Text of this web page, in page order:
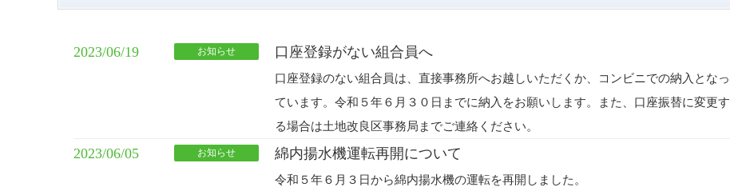
2023/06/19 お知らせ 口座登録がない組合員へ
口座登録のない組合員は、直接事務所へお越しいただくか、コンビニでの納入となっ
ています。令和５年６月３０日までに納入をお願いします。また、口座振替に変更す
る場合は土地改良区事務局までご連絡ください。
2023/06/05 お知らせ 綿内揚水機運転再開について
令和５年６月３日から綿内揚水機の運転を再開しました。